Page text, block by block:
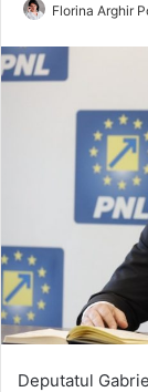
Florina Arghir
Deputatul